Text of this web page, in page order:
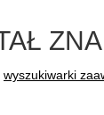
wyszukiwarki